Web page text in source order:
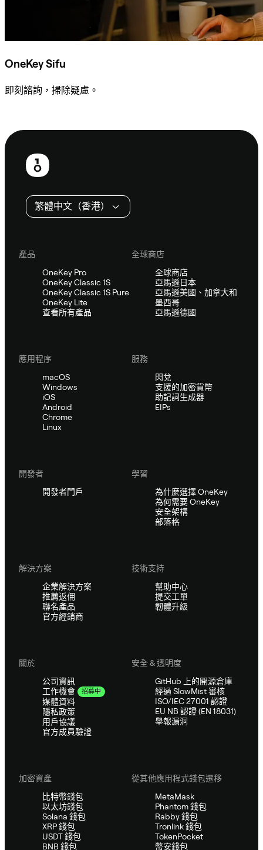
OneKey Sifu
即刻諮詢，掃除疑慮。
頁
繁體中文（香港）
產品
OneKey Pro
OneKey Classic 1S
OneKey Classic 1S Pure
OneKey Lite
查看所有產品
全球商店
全球商店
亞馬遜日本
亞馬遜美國、加拿大和
墨西哥
亞馬遜德國
應用程序
macOS
Windows
iOS
Android
Chrome
Linux
服務
閃兌
支援的加密貨幣
助記詞生成器
EIPs
開發者
開發者門戶
學習
為什麼選擇 OneKey
為何需要 OneKey
安全架構
部落格
解決方案
企業解決方案
推薦返佣
聯名產品
官方經銷商
技術支持
幫助中心
提交工單
韌體升級
關於
公司資訊
工作機會
招募中
媒體資料
隱私政策
用戶協議
官方成員驗證
安全 & 透明度
GitHub 上的開源倉庫
經過 SlowMist 審核
ISO/IEC 27001 認證
EU NB 認證 (EN 18031)
舉報漏洞
加密資產
比特幣錢包
以太坊錢包
Solana 錢包
XRP 錢包
USDT 錢包
BNB 錢包
從其他應用程式錢包遷移
MetaMask
Phantom 錢包
Rabby 錢包
Tronlink 錢包
TokenPocket
幣安錢包